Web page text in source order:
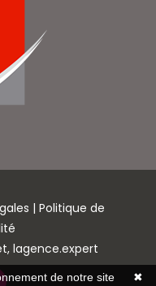
| Politique de
lagence.expert
✖
de notre site